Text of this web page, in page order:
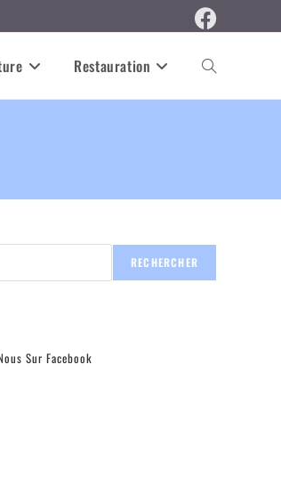
Restauration
RECHERCHER
Sur Facebook